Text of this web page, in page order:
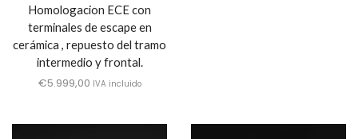
Homologacion ECE con
terminales de escape en
cerámica , repuesto del tramo
intermedio y frontal.
€5.999,00 IVA incluido